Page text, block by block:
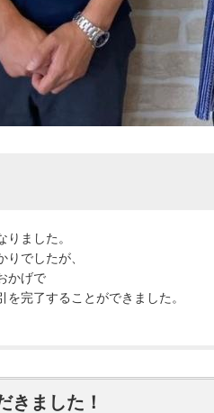
ました。
でしたが、
かげで
完了することができました。
きました！